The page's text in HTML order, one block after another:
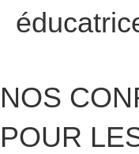
NOS
POUR